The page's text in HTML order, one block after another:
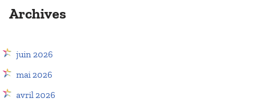
Archives
juin 2026
mai 2026
avril 2026